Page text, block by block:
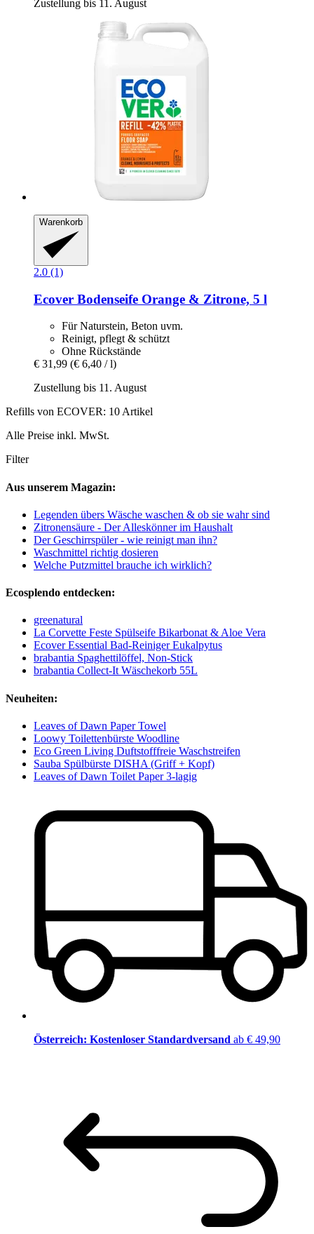
Zustellung bis 11. August
Warenkorb
2.0 (1)
Ecover Bodenseife Orange & Zitrone, 5 l
Für Naturstein, Beton uvm.
Reinigt, pflegt & schützt
Ohne Rückstände
€ 31,99 (€ 6,40 / l)
Zustellung bis 11. August
Refills von ECOVER: 10 Artikel
Alle Preise inkl. MwSt.
Filter
Aus unserem Magazin:
Legenden übers Wäsche waschen & ob sie wahr sind
Zitronensäure - Der Alleskönner im Haushalt
Der Geschirrspüler - wie reinigt man ihn?
Waschmittel richtig dosieren
Welche Putzmittel brauche ich wirklich?
Ecosplendo entdecken:
greenatural
La Corvette Feste Spülseife Bikarbonat & Aloe Vera
Ecover Essential Bad-Reiniger Eukalpytus
brabantia Spaghettilöffel, Non-Stick
brabantia Collect-It Wäschekorb 55L
Neuheiten:
Leaves of Dawn Paper Towel
Loowy Toilettenbürste Woodline
Eco Green Living Duftstofffreie Waschstreifen
Sauba Spülbürste DISHA (Griff + Kopf)
Leaves of Dawn Toilet Paper 3-lagig
Österreich: Kostenloser Standardversand ab € 49,90